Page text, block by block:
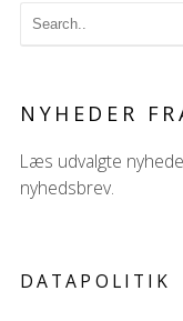
NYHEDER
Læs udvalgte
nyhedsbrev.
DATAPOLITIK